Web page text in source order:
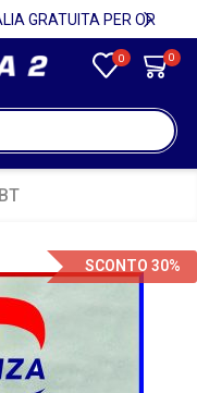
🎁 SPEDIZIONE IN ITALIA GRATUITA PER ORDINI SUPERIORI A 750€ + IVA 🎁
0 0
SCONTO 30%